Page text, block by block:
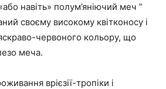
навіть» полум’яніючий меч ”
своєму високому квітконосу і
червоного кольору, що
меча.
врієзії-тропіки і